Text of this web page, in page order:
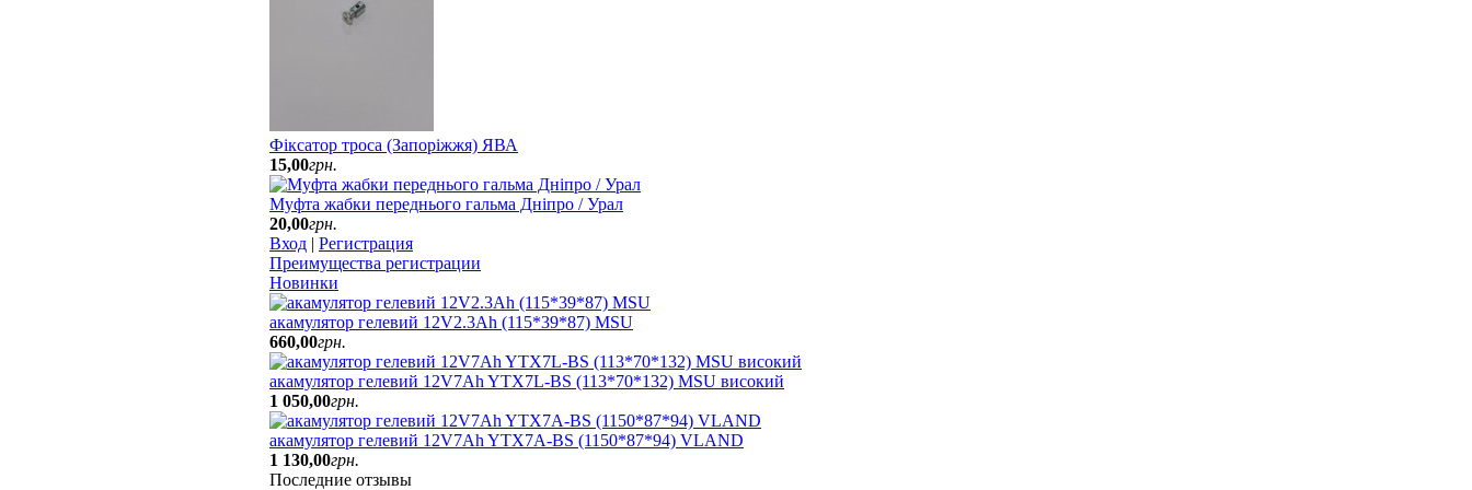
Фіксатор троса (Запоріжжя) ЯВА
15,00грн.
Муфта жабки переднього гальма Дніпро / Урал
20,00грн.
Вход | Регистрация
Преимущества регистрации
Новинки
акамулятор гелевий 12V2.3Ah (115*39*87) MSU
660,00грн.
акамулятор гелевий 12V7Ah YTX7L-BS (113*70*132) MSU високий
1 050,00грн.
акамулятор гелевий 12V7Ah YTX7A-BS (1150*87*94) VLAND
1 130,00грн.
Последние отзывы